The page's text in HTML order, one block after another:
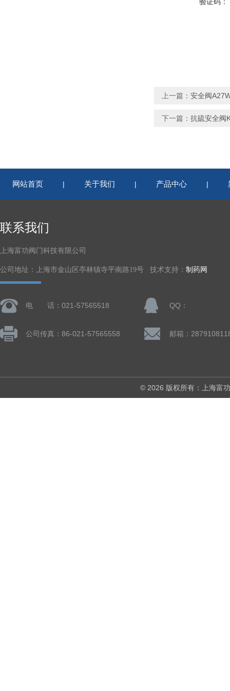
上一篇： 安全阀
下一篇： 抗硫安全阀
网站首页 | 关于我们 | 产品中心 |
联系我们
上海富功阀门科技有限公司
公司地址：上海市金山区亭林镇寺平南路19号 技术支持： 制药网
电 话：021-57565518 QQ：
公司传真：86-021-57565558 邮箱：
© 2026 版权所有：上海富